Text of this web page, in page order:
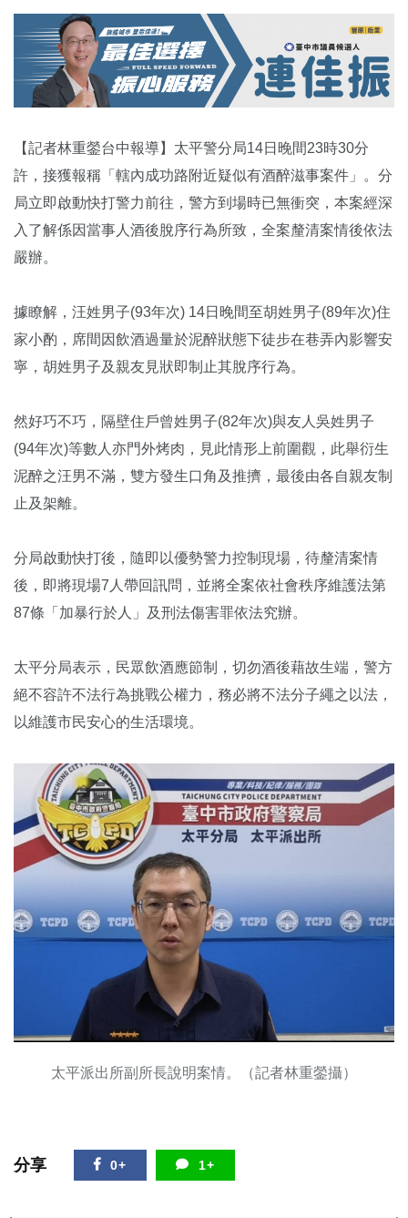
【記者林重鎣台中報導】太平警分局14日晚間23時30分
許，接獲報稱「轄內成功路附近疑似有酒醉滋事案件」。分
局立即啟動快打警力前往，警方到場時已無衝突，本案經深
入了解係因當事人酒後脫序行為所致，全案釐清案情後依法
嚴辦。
據瞭解，汪姓男子(93年次) 14日晚間至胡姓男子(89年次)住
家小酌，席間因飲酒過量於泥醉狀態下徒步在巷弄內影響安
寧，胡姓男子及親友見狀即制止其脫序行為。
然好巧不巧，隔壁住戶曾姓男子(82年次)與友人吳姓男子
(94年次)等數人亦門外烤肉，見此情形上前圍觀，此舉衍生
泥醉之汪男不滿，雙方發生口角及推擠，最後由各自親友制
止及架離。
分局啟動快打後，隨即以優勢警力控制現場，待釐清案情
後，即將現場7人帶回訊問，並將全案依社會秩序維護法第
87條「加暴行於人」及刑法傷害罪依法究辦。
太平分局表示，民眾飲酒應節制，切勿酒後藉故生端，警方
絕不容許不法行為挑戰公權力，務必將不法分子繩之以法，
以維護市民安心的生活環境。
太平派出所副所長說明案情。（記者林重鎣攝）
分享 0+ 1+